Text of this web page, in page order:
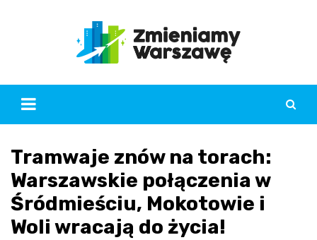
Tramwaje znów na torach:
Warszawskie połączenia w
Śródmieściu, Mokotowie i
Woli wracają do życia!